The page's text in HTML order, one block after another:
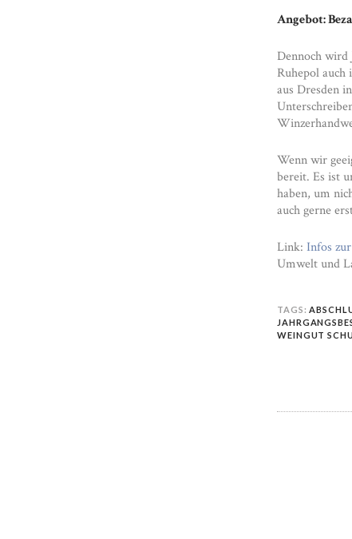
Angebot:
Dennoch wird
Ruhepol
aus Dresden
Wenn wir
bereit. Es ist
haben, um
auch gerne
Link: Infos
Umwelt und
TAGS:
WEINGUT